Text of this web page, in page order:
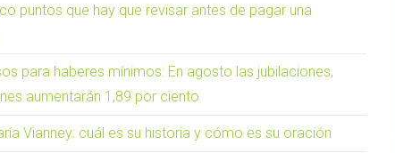
puntos que hay que revisar antes de pagar una
para haberes mínimos: En agosto las jubilaciones,
aumentarán 1,89 por ciento
Vianney: cuál es su historia y cómo es su oración